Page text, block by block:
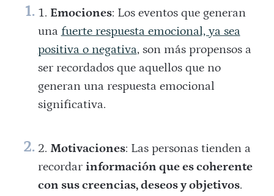
Emociones: Los eventos que generan
una fuerte respuesta emocional, ya sea
positiva o negativa, son más propensos a
ser recordados que aquellos que no
generan una respuesta emocional
significativa.
Motivaciones: Las personas tienden a
recordar información que es coherente
con sus creencias, deseos y objetivos.